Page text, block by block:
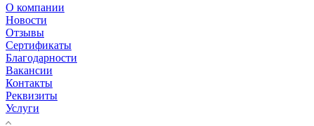
О компании
Новости
Отзывы
Сертификаты
Благодарности
Вакансии
Контакты
Реквизиты
Услуги